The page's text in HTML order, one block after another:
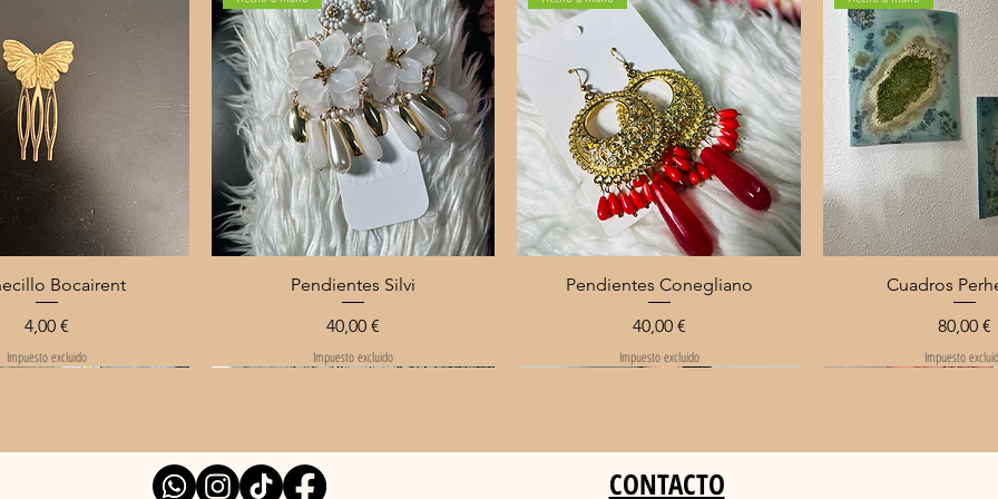
Vista rápidaBocairent
Precio
4,00 €
Impuesto excluido
Vista rápida
Pendientes Silvi
Precio
40,00 €
Impuesto excluido
Vista rápida
Pendientes Conegliano
Precio
40,00 €
Impuesto excluido
Vista rápida
Cuadros
Precio
80,00 €
Impuesto
CONTACTO